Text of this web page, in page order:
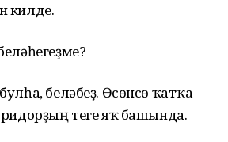
килде.
беләбеҙ. Өсөнсө ҡатҡа
теге яҡ башында.